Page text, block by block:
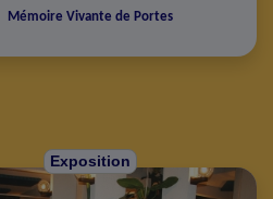
Mémoire Vivante de Portes
Exposition